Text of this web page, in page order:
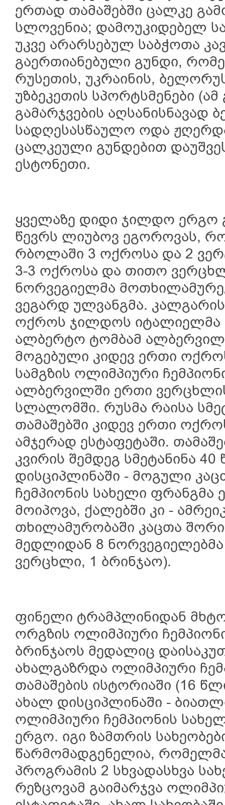
ერთად თამაშებში ცალკე
სლოვენია; დამოუკიდებელ
უკვე არარსებულ საბჭოთა
გაერთიანებული გუნდი,
რუსეთის, უკრაინის,
უზბეკეთის სპორტსმენები
გამარჯვების აღსანისნავად
სადღესასწაულო ოდა
ცალკეული გუნდებით
ესტონეთი.
ყველაზე დიდი ჯილდო ერგო
წევრს ლიუბოვ ეგოროვას,
რბოლაში 3 ოქროსა და 2
3-3 ოქროსა და თითო
ნორვეგიელმა
ვეგარდ ულვანგმა.
ოქროს ჯილდოს იტალიელმა
ალბერტო ტომბამ
მოგებული კიდევ ერთი
სამგზის ოლიმპიური
ალბერვილში ერთი
სლალომში. რუსმა რაისა
თამაშებში კიდევ ერთი
ამჯერად ესტაფეტაში.
კვირის შემდეგ სმეტანინა
დისციპლინაში - მოგული
ჩემპიონის სახელი
მოიპოვა, ქალებში კი -
თხილამურობაში კაცთა
მედლიდან 8
ვერცხლი, 1 ბრინჯაო).
ფინელი ტრამპლინიდან
ორგზის ოლიმპიური
ბრინჯაოს მედალიც
ახალგაზრდა ოლიმპიური
თამაშების ისტორიაში (16
ახალ დისციპლინაში -
ოლიმპიური ჩემპიონის
ერგო. იგი ზამთრის
წარმომადგენელია,
პროგრამის 2 სხვადასხვა
რეზცოვამ გაიმარჯვა